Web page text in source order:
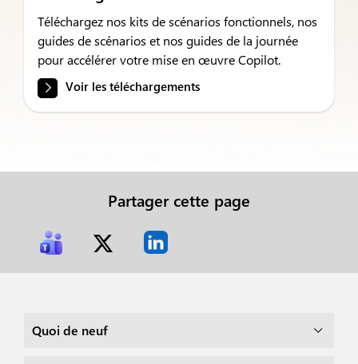
Téléchargez nos kits de scénarios fonctionnels, nos
guides de scénarios et nos guides de la journée
pour accélérer votre mise en œuvre Copilot.
Voir les téléchargements
Partager cette page
Quoi de neuf